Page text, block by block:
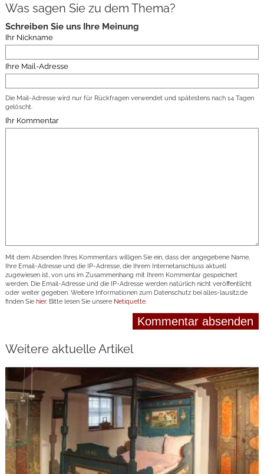
Was sagen Sie zu dem Thema?
Schreiben Sie uns Ihre Meinung
Ihr Nickname
Ihre Mail-Adresse
Die Mail-Adresse wird nur für Rückfragen verwendet und spätestens nach 14 Tagen
gelöscht.
Ihr Kommentar
Mit dem Absenden Ihres Kommentars willigen Sie ein, dass der angegebene Name,
Ihre Email-Adresse und die IP-Adresse, die Ihrem Internetanschluss aktuell
zugewiesen ist, von uns im Zusammenhang mit Ihrem Kommentar gespeichert
werden. Die Email-Adresse und die IP-Adresse werden natürlich nicht veröffentlicht
oder weiter gegeben. Weitere Informationen zum Datenschutz bei alles-lausitz.de
finden Sie hier. Bitte lesen Sie unsere Netiquette.
Weitere aktuelle Artikel
weiterlesen